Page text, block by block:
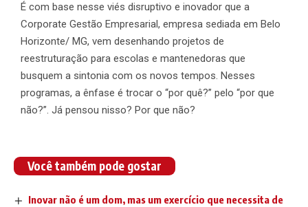
É com base nesse viés disruptivo e inovador que a
Corporate Gestão Empresarial, empresa sediada em Belo
Horizonte/ MG, vem desenhando projetos de
reestruturação para escolas e mantenedoras que
busquem a sintonia com os novos tempos. Nesses
programas, a ênfase é trocar o “por quê?” pelo “por que
não?”. Já pensou nisso? Por que não?
Você também pode gostar
Inovar não é um dom, mas um exercício que necessita de